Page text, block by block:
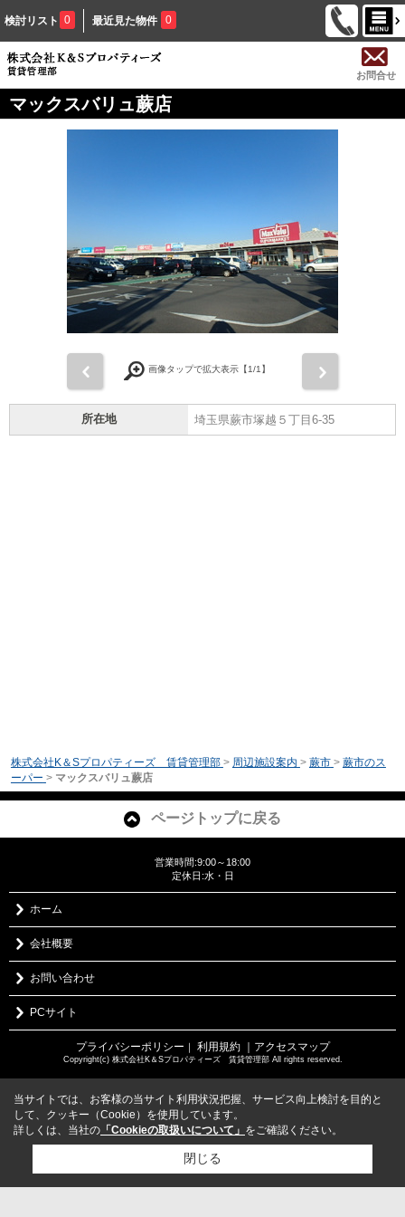
検討リスト 0 最近見た物件 0
お問合せ
マックスバリュ蕨店
画像タップで拡大表示【1/1】
所在地 埼玉県蕨市塚越５丁目6-35
株式会社K＆Sプロパティーズ 賃貸管理部 > 周辺施設案内 > 蕨市 > 蕨市のス
ーパー > マックスバリュ蕨店
ページトップに戻る
営業時間:9:00～18:00
定休日:水・日
ホーム
会社概要
お問い合わせ
PCサイト
プライバシーポリシー ｜ 利用規約 ｜アクセスマップ
Copyright(c) 株式会社K＆Sプロパティーズ 賃貸管理部 All rights reserved.
当サイトでは、お客様の当サイト利用状況把握、サービス向上検討を目的と
して、クッキー（Cookie）を使用しています。
詳しくは、当社の 「Cookieの取扱いについて」 をご確認ください。
閉じる